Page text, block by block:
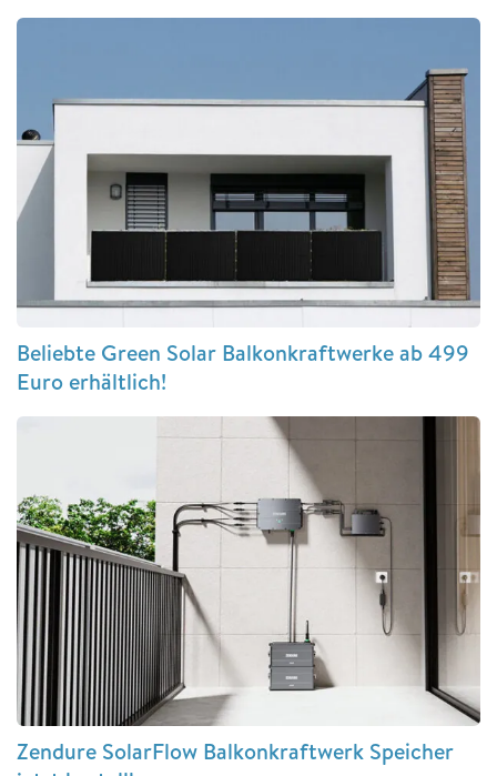
Beliebte Green Solar Balkonkraftwerke ab 499
Euro erhältlich!
Zendure SolarFlow Balkonkraftwerk Speicher